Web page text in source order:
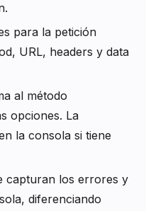
para la petición
URL, headers y data
al método
opciones. La
la consola si tiene
capturan los errores y
diferenciando